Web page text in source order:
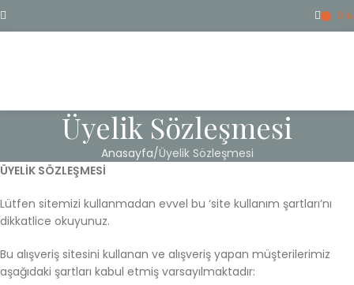
0 ₺
Üyelik Sözleşmesi
Anasayfa Üyelik Sözleşmesi
ÜYELİK SÖZLEŞMESİ
Lütfen sitemizi kullanmadan evvel bu ‘site kullanım şartları’nı
dikkatlice okuyunuz.
Bu alışveriş sitesini kullanan ve alışveriş yapan müşterilerimiz
aşağıdaki şartları kabul etmiş varsayılmaktadır: